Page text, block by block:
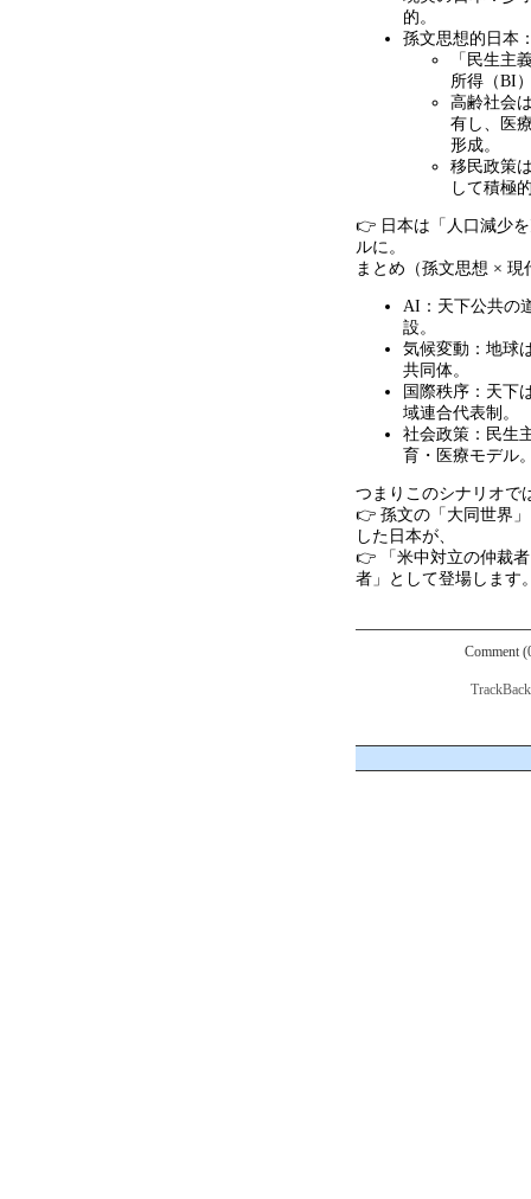
的。
孫文思想的日本
「民生主
所得（BI
高齢社会
有し、医
形成。
移民政策
して積極
👉 日本は「人口減少
ルに。
まとめ（孫文思想 × 現
AI：天下公共の
設。
気候変動：地球
共同体。
国際秩序：天下
域連合代表制。
社会政策：民生
育・医療モデル
つまりこのシナリオで
👉 孫文の「大同世界
した日本が、
👉 「米中対立の仲裁
者」として登場します
Comment